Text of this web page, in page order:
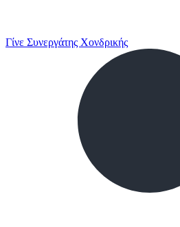
Γίνε Συνεργάτης Χονδρικής